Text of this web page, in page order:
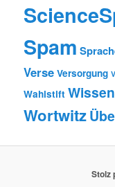
Spam
Verse Versorgung
Wahlstift
Wortwitz
Stolz